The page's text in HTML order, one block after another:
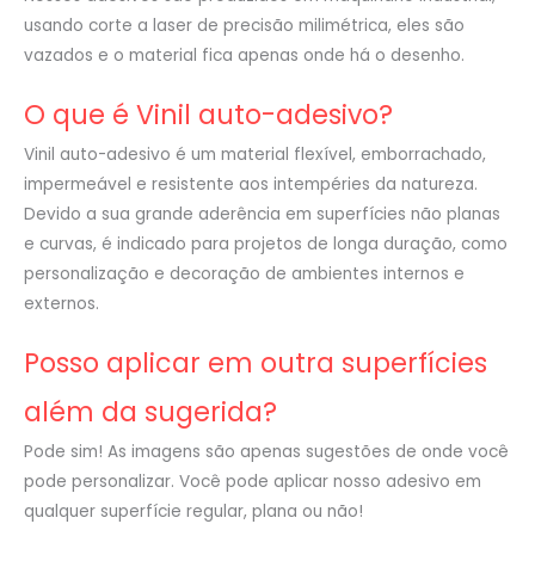
usando corte a laser de precisão milimétrica, eles são
vazados e o material fica apenas onde há o desenho.
O que é Vinil auto-adesivo?
Vinil auto-adesivo é um material flexível, emborrachado,
impermeável e resistente aos intempéries da natureza.
Devido a sua grande aderência em superfícies não planas
e curvas, é indicado para projetos de longa duração, como
personalização e decoração de ambientes internos e
externos.
Posso aplicar em outra superfícies
além da sugerida?
Pode sim! As imagens são apenas sugestões de onde você
pode personalizar. Você pode aplicar nosso adesivo em
qualquer superfície regular, plana ou não!